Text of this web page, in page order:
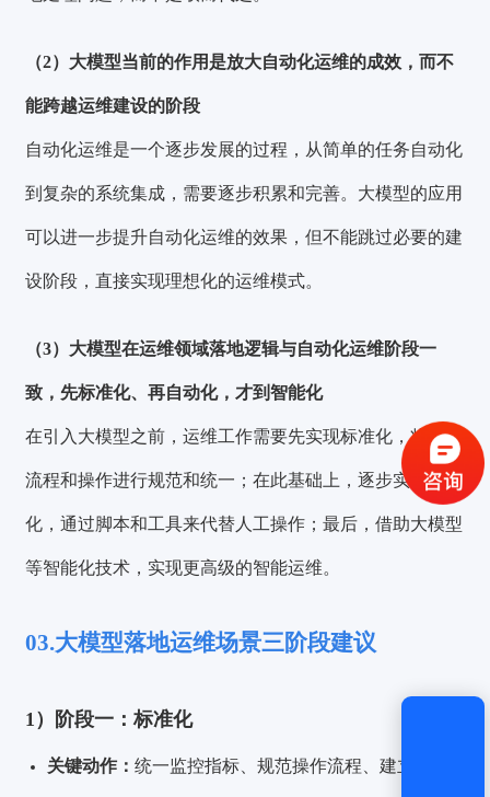
（2）大模型当前的作用是放大自动化运维的成效，而不
能跨越运维建设的阶段
自动化运维是一个逐步发展的过程，从简单的任务自动化
到复杂的系统集成，需要逐步积累和完善。大模型的应用
可以进一步提升自动化运维的效果，但不能跳过必要的建
设阶段，直接实现理想化的运维模式。
（3）大模型在运维领域落地逻辑与自动化运维阶段一
致，先标准化、再自动化，才到智能化
在引入大模型之前，运维工作需要先实现标准化，将各项
流程和操作进行规范和统一；在此基础上，逐步实现自动
化，通过脚本和工具来代替人工操作；最后，借助大模型
等智能化技术，实现更高级的智能运维。
03.大模型落地运维场景三阶段建议
1）阶段一：标准化
关键动作：统一监控指标、规范操作流程、建立
验证码登录 密码登录
获取验证码
登录